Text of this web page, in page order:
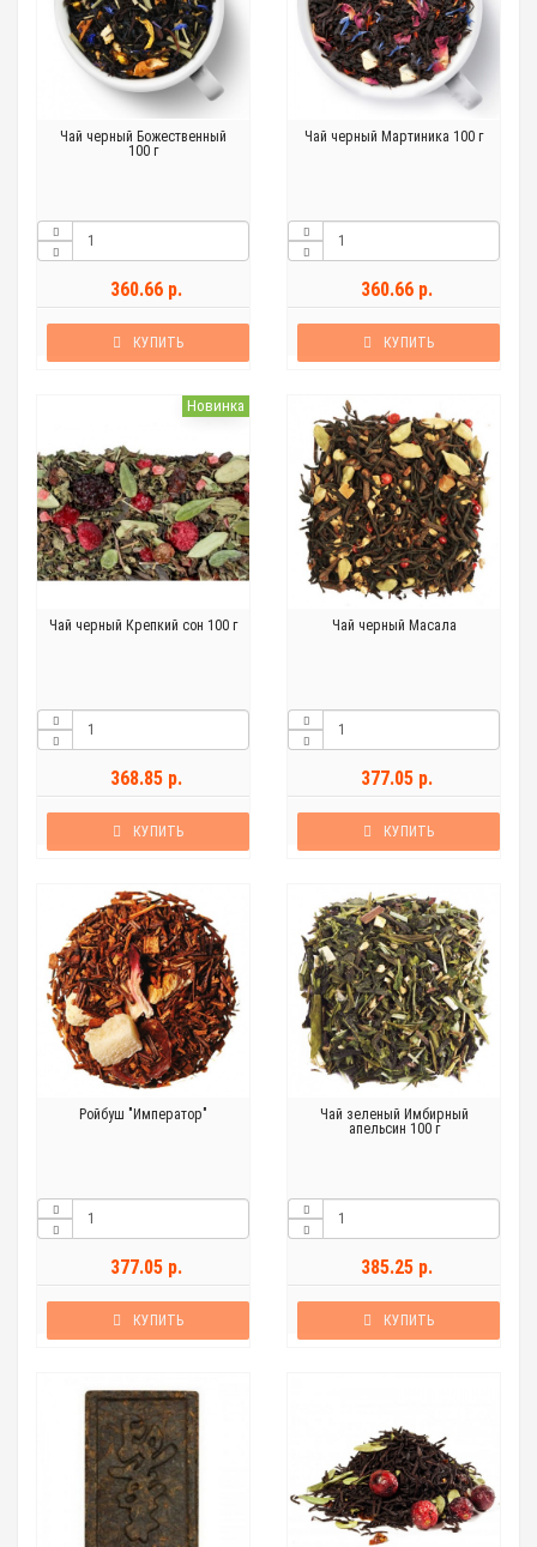
Чай черный Божественный
100 г
360.66 р.
КУПИТЬ
Чай черный Мартиника 100 г
360.66 р.
КУПИТЬ
Новинка
Чай черный Крепкий сон 100 г
368.85 р.
КУПИТЬ
Чай черный Масала
377.05 р.
КУПИТЬ
Ройбуш "Император"
377.05 р.
КУПИТЬ
Чай зеленый Имбирный
апельсин 100 г
385.25 р.
КУПИТЬ